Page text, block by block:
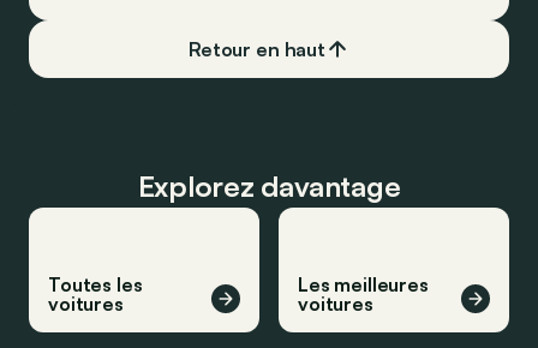
Retour en haut
Explorez davantage
Toutes les
voitures
Les meilleures
voitures